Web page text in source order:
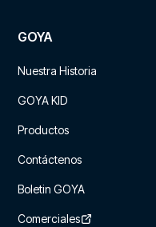
GOYA
Nuestra Historia
GOYA KID
Productos
Contáctenos
Boletin GOYA
Comerciales